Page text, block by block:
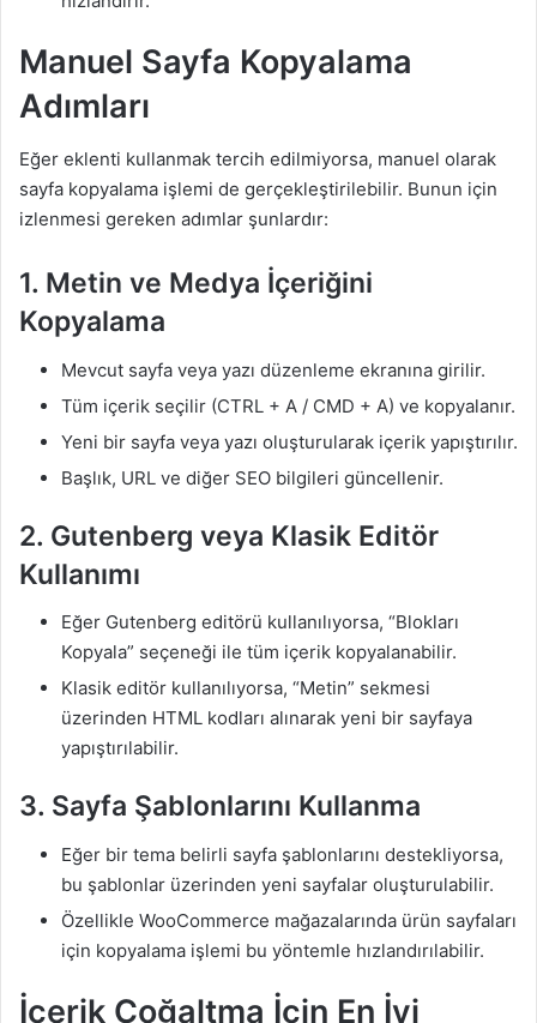
Manuel Sayfa Kopyalama
Adımları
Eğer eklenti kullanmak tercih edilmiyorsa, manuel olarak
sayfa kopyalama işlemi de gerçekleştirilebilir. Bunun için
izlenmesi gereken adımlar şunlardır:
1. Metin ve Medya İçeriğini
Kopyalama
Mevcut sayfa veya yazı düzenleme ekranına girilir.
Tüm içerik seçilir (CTRL + A / CMD + A) ve kopyalanır.
Yeni bir sayfa veya yazı oluşturularak içerik yapıştırılır.
Başlık, URL ve diğer SEO bilgileri güncellenir.
2. Gutenberg veya Klasik Editör
Kullanımı
Eğer Gutenberg editörü kullanılıyorsa, “Blokları
Kopyala” seçeneği ile tüm içerik kopyalanabilir.
Klasik editör kullanılıyorsa, “Metin” sekmesi
üzerinden HTML kodları alınarak yeni bir sayfaya
yapıştırılabilir.
3. Sayfa Şablonlarını Kullanma
Eğer bir tema belirli sayfa şablonlarını destekliyorsa,
bu şablonlar üzerinden yeni sayfalar oluşturulabilir.
Özellikle WooCommerce mağazalarında ürün sayfaları
için kopyalama işlemi bu yöntemle hızlandırılabilir.
İçerik Çoğaltma İçin En İyi